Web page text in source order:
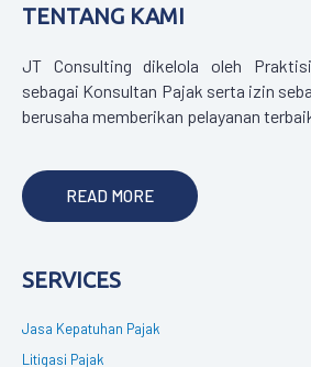
TENTANG KAMI
JT Consulting dikelola oleh
sebagai Konsultan Pajak serta izin
berusaha memberikan pelayanan
READ MORE
SERVICES
Jasa Kepatuhan Pajak
Litigasi Pajak